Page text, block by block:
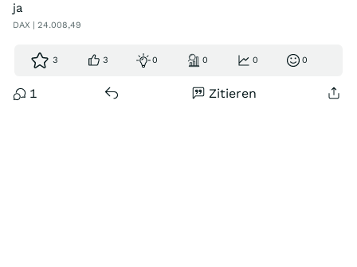
ja
DAX | 24.008,49
3 3 0 0 0 0
1 Zitieren